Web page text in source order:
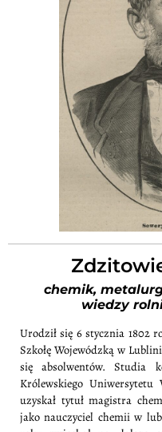
chemik,
wiedzy
Urodził się 6 stycznia 1802
Szkołę Wojewódzką w
się absolwentów. Studia
Królewskiego
uzyskał tytuł magistra
jako nauczyciel chemii w